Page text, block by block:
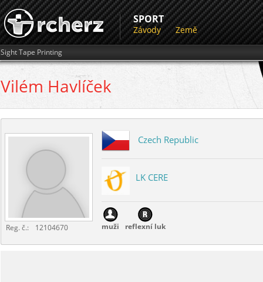
SPORT
Závody Země
Sight Tape Printing
Vilém Havlíček
Reg. č.: 12104670
Czech Republic
LK CERE
muži reflexní luk